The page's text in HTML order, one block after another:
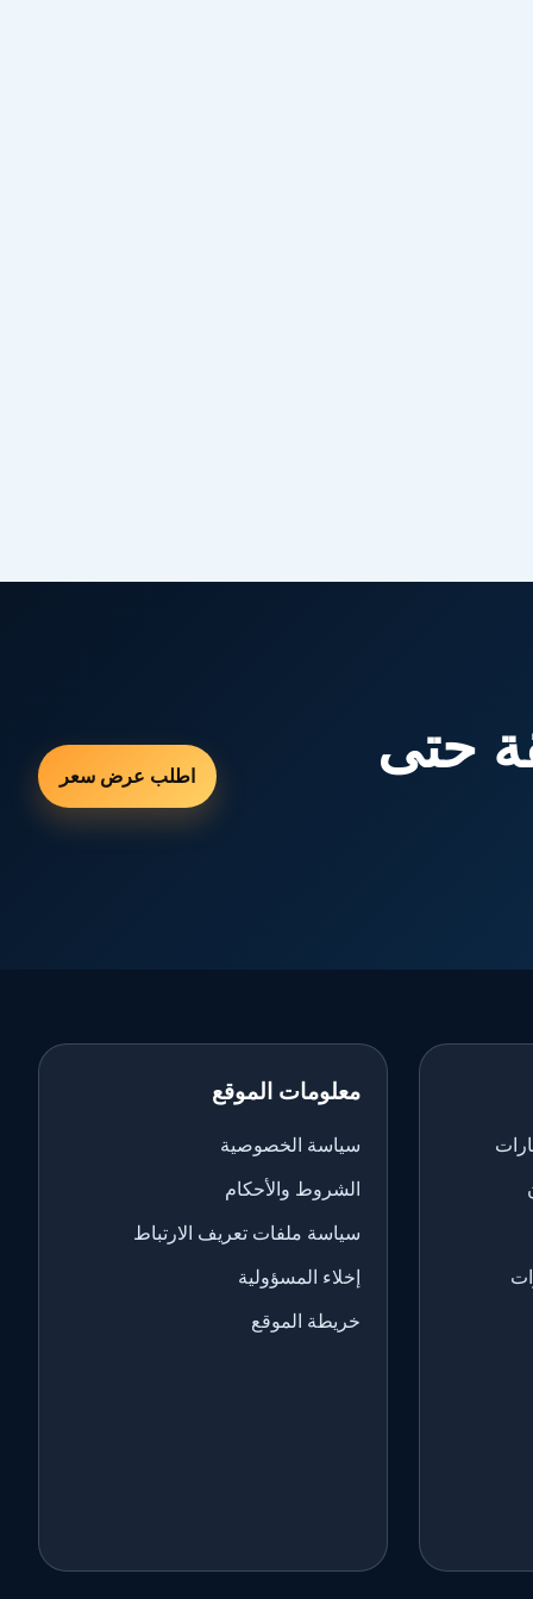
حتى اطلب عرض سعر
معلومات الموقع
سياسة الخصوصية
الشروط والأحكام
سياسة ملفات تعريف الارتباط
إخلاء المسؤولية
خريطة الموقع